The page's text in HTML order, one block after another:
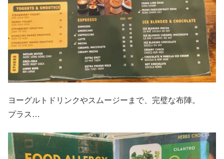
ヨーグルトドリンクやスムージーまで、完璧な布陣。
プラス…